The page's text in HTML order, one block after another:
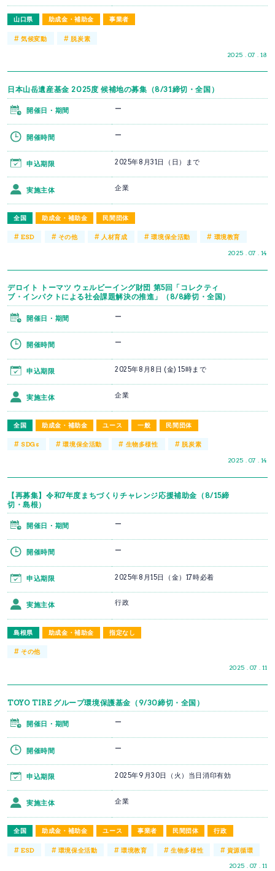
山口県 助成金・補助金 事業者
2025 . 07 . 18
#気候変動 # 脱炭素
日本山岳遺産基金 2025度 候補地の募集（8/31締切・全国）
全国 助成金・補助金 民間団体
2025 . 07 . 14
開催日・期間 ー
開催時間 ー
申込期限 2025年8月31日（日）まで
実施主体 企業
#ESD # その他 # 人材育成 #環境保全活動 # 環境教育
デロイト トーマツ ウェルビーイング財団 第5回「コレクティ
ブ・インパクトによる社会課題解決の推進」（8/8締切・全国）
全国 助成金・補助金 ユース 一般 民間団体
2025 . 07 . 14
開催日・期間 ー
開催時間 ー
申込期限 2025年8月8日 (金) 15時まで
実施主体 企業
#SDGs #環境保全活動 # 生物多様性 #脱炭素
【再募集】令和7年度まちづくりチャレンジ応援補助金（8/15締
切・島根）
島根県 助成金・補助金 指定なし
2025 . 07 . 11
開催日・期間 ー
開催時間 ー
申込期限 2025年8月15日（金）17時必着
実施主体 行政
#その他
TOYO TIRE グループ環境保護基金（9/30締切・全国）
全国 助成金・補助金 ユース 事業者 民間団体 行政
2025 . 07 . 11
開催日・期間 ー
開催時間 ー
申込期限 2025年9月30日（火）当日消印有効
実施主体 企業
#ESD # 環境保全活動 #環境教育 #生物多様性 # 資源循環